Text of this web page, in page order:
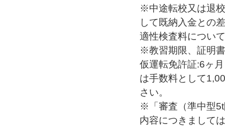
※中途転校又は退
して既納入金との
適性検査料につい
※教習期限、証明
仮運転免許証:6ヶ
は手数料として
さい。
※「審査（準中型
内容につきまして